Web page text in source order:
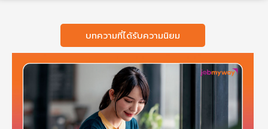
บทความที่ได้รับความนิยม